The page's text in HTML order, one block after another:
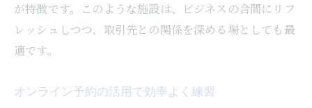
が特徴です。このような施設は、ビジネスの合間にリフ
レッシュしつつ、取引先との関係を深める場としても最
適です。
オンライン予約の活用で効率よく練習